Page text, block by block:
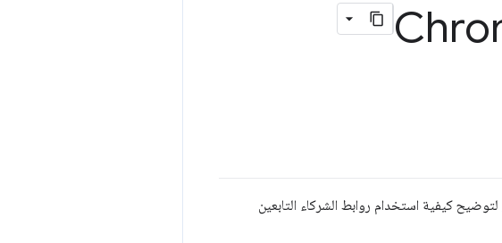
لتوضيح كيفية استخدام روابط الشركاء التابعين